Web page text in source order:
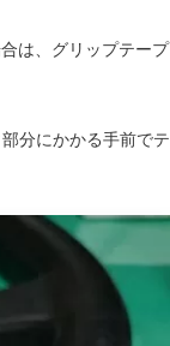
は、グリップテープ
分にかかる手前でテ